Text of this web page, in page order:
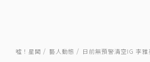
噓！星聞 藝人動態 日前無預警清空IG 李雅